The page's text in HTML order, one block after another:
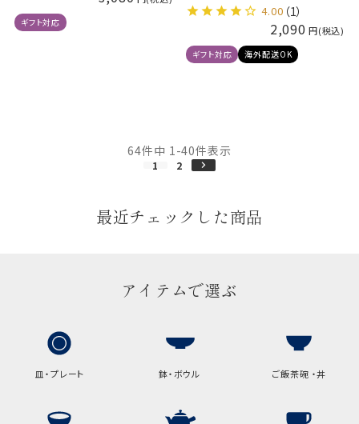
ギフト対応
4.00 （1）
2,090
ギフト対応 海外配送OK
64件中 1 -40件表示
1 2
最近チェックした商品
アイテムで選ぶ
皿・プレート 鉢・ボウル ご飯茶碗 ・丼